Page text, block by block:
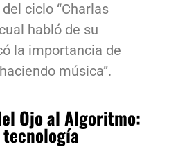
ciclo “Charlas
habló de su
la importancia de
música”.
Ojo al Algoritmo: